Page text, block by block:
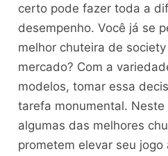
certo pode fazer toda a
desempenho. Você já se
melhor chuteira de
mercado? Com a
modelos, tomar essa
tarefa monumental.
algumas das melhores
prometem elevar seu jogo